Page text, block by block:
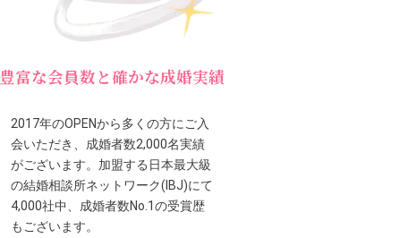
豊富な会員数と確かな成婚実績
2017年のOPENから多くの方にご入
会いただき、成婚者数2,000名実績
がございます。加盟する日本最大級
の結婚相談所ネットワーク(IBJ)にて
4,000社中、成婚者数No.1の受賞歴
もございます。